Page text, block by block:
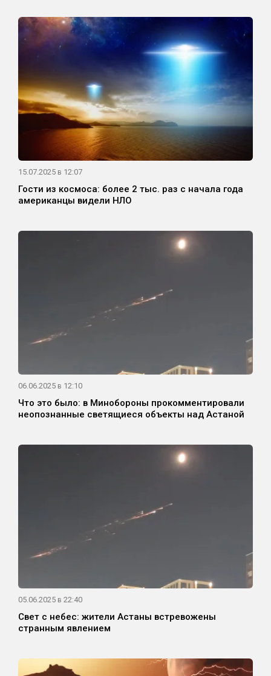
15.07.2025 в 12:07
Гости из космоса: более 2 тыс. раз с начала года
американцы видели НЛО
06.06.2025 в 12:10
Что это было: в Минобороны прокомментировали
неопознанные светящиеся объекты над Астаной
05.06.2025 в 22:40
Свет с небес: жители Астаны встревожены
странным явлением